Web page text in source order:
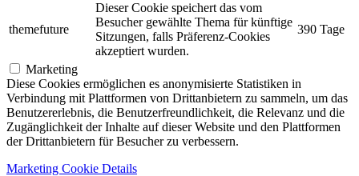
themefuture
Dieser Cookie speichert das vom
Besucher gewählte Thema für künftige
Sitzungen, falls Präferenz-Cookies
akzeptiert wurden.
390 Tage
Marketing
Diese Cookies ermöglichen es anonymisierte Statistiken in
Verbindung mit Plattformen von Drittanbietern zu sammeln, um das
Benutzererlebnis, die Benutzerfreundlichkeit, die Relevanz und die
Zugänglichkeit der Inhalte auf dieser Website und den Plattformen
der Drittanbietern für Besucher zu verbessern.
Marketing Cookie Details